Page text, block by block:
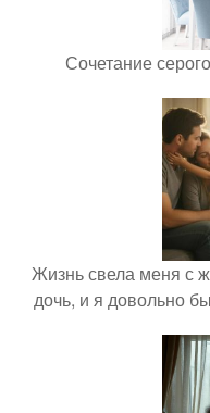
Сочетание
Жизнь свела меня с
дочь, и я довольно